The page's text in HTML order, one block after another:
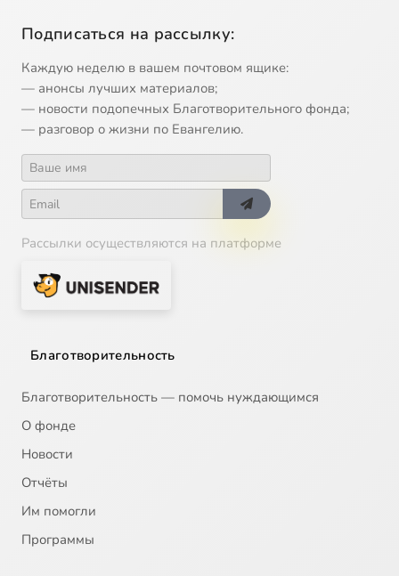
Подписаться на рассылку:
Каждую неделю в вашем почтовом ящике:
— анонсы лучших материалов;
— новости подопечных Благотворительного фонда;
— разговор о жизни по Евангелию.
Рассылки осуществляются на платформе
Благотворительность
Благотворительность — помочь нуждающимся
О фонде
Новости
Отчёты
Им помогли
Программы